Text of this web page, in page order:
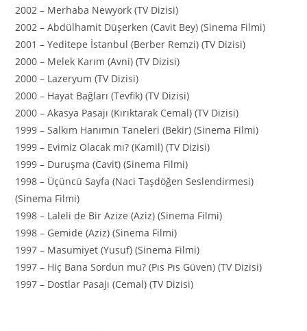
2002 – Merhaba Newyork (TV Dizisi)
2002 – Abdülhamit Düşerken (Cavit Bey) (Sinema Filmi)
2001 – Yeditepe İstanbul (Berber Remzi) (TV Dizisi)
2000 – Melek Karım (Avni) (TV Dizisi)
2000 – Lazeryum (TV Dizisi)
2000 – Hayat Bağları (Tevfik) (TV Dizisi)
2000 – Akasya Pasajı (Kırıktarak Cemal) (TV Dizisi)
1999 – Salkım Hanımın Taneleri (Bekir) (Sinema Filmi)
1999 – Evimiz Olacak mı? (Kamil) (TV Dizisi)
1999 – Duruşma (Cavit) (Sinema Filmi)
1998 – Üçüncü Sayfa (Naci Taşdöğen Seslendirmesi)
(Sinema Filmi)
1998 – Laleli de Bir Azize (Aziz) (Sinema Filmi)
1998 – Gemide (Aziz) (Sinema Filmi)
1997 – Masumiyet (Yusuf) (Sinema Filmi)
1997 – Hiç Bana Sordun mu? (Pıs Pıs Güven) (TV Dizisi)
1997 – Dostlar Pasajı (Cemal) (TV Dizisi)